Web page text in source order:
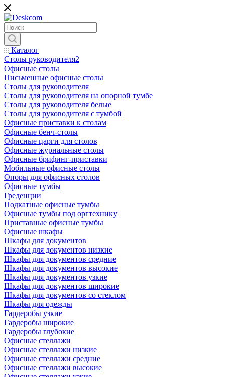
Каталог
Столы руководителя2
Офисные столы
Письменные офисные столы
Столы для руководителя
Столы для руководителя на опорной тумбе
Столы для руководителя белые
Столы для руководителя с тумбой
Офисные приставки к столам
Офисные бенч-столы
Офисные царги для столов
Офисные журнальные столы
Офисные брифинг-приставки
Мобильные офисные столы
Опоры для офисных столов
Офисные тумбы
Греденции
Подкатные офисные тумбы
Офисные тумбы под оргтехнику
Приставные офисные тумбы
Офисные шкафы
Шкафы для документов
Шкафы для документов низкие
Шкафы для документов средние
Шкафы для документов высокие
Шкафы для документов узкие
Шкафы для документов широкие
Шкафы для документов со стеклом
Шкафы для одежды
Гардеробы узкие
Гардеробы широкие
Гардеробы глубокие
Офисные стеллажи
Офисные стеллажи низкие
Офисные стеллажи средние
Офисные стеллажи высокие